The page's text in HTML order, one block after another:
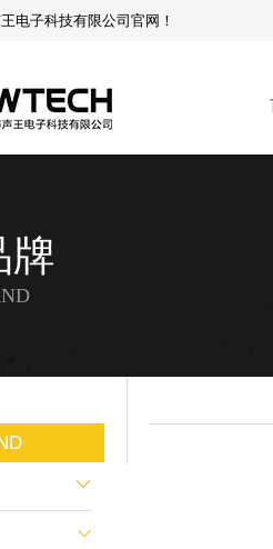
电子科技有限公司官网！
牌